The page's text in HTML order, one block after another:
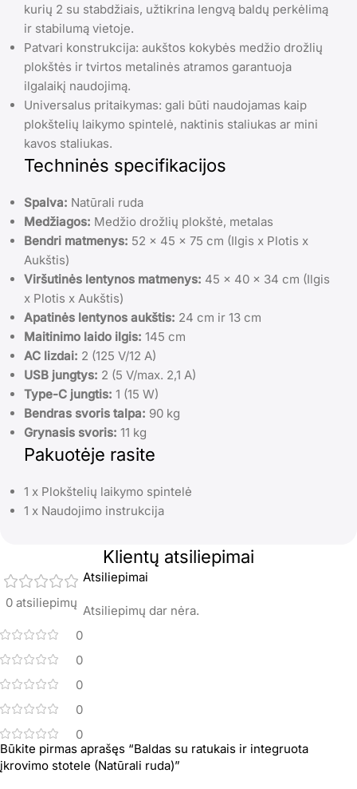
kurių 2 su stabdžiais, užtikrina lengvą baldų perkėlimą
ir stabilumą vietoje.
Patvari konstrukcija: aukštos kokybės medžio drožlių
plokštės ir tvirtos metalinės atramos garantuoja
ilgalaikį naudojimą.
Universalus pritaikymas: gali būti naudojamas kaip
plokštelių laikymo spintelė, naktinis staliukas ar mini
kavos staliukas.
Techninės specifikacijos
Spalva: Natūrali ruda
Medžiagos: Medžio drožlių plokštė, metalas
Bendri matmenys: 52 x 45 x 75 cm (Ilgis x Plotis x
Aukštis)
Viršutinės lentynos matmenys: 45 x 40 x 34 cm (Ilgis
x Plotis x Aukštis)
Apatinės lentynos aukštis: 24 cm ir 13 cm
Maitinimo laido ilgis: 145 cm
AC lizdai: 2 (125 V/12 A)
USB jungtys: 2 (5 V/max. 2,1 A)
Type-C jungtis: 1 (15 W)
Bendras svoris talpa: 90 kg
Grynasis svoris: 11 kg
Pakuotėje rasite
1 x Plokštelių laikymo spintelė
1 x Naudojimo instrukcija
Klientų atsiliepimai
0 atsiliepimų
0
0
0
0
0
Atsiliepimai
Atsiliepimų dar nėra.
Būkite pirmas aprašęs “Baldas su ratukais ir integruota
įkrovimo stotele (Natūrali ruda)”